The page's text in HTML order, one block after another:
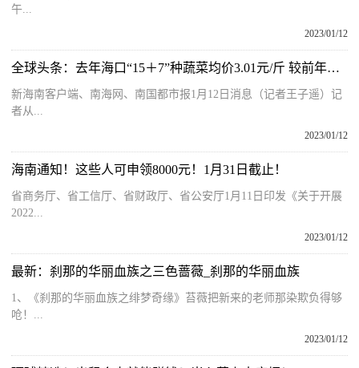
午...
2023/01/12
全球头条：去年海口“15＋7”种蔬菜均价3.01元/斤 较前年下降
新海南客户端、南海网、南国都市报1月12日消息（记者王子遥）记
者从...
2023/01/12
海南通知！这些人可申领8000元！1月31日截止！
省商务厅、省工信厅、省财政厅、省公安厅1月11日印发《关于开展
2022...
2023/01/12
最新：刹那的华丽血族之三色蔷薇_刹那的华丽血族
1、《刹那的华丽血族之绯梦奇缘》苔薇把新来的老师那染欺负得够
呛！...
2023/01/12